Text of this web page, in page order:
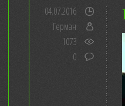
04.07.2016
Герман
1073
0